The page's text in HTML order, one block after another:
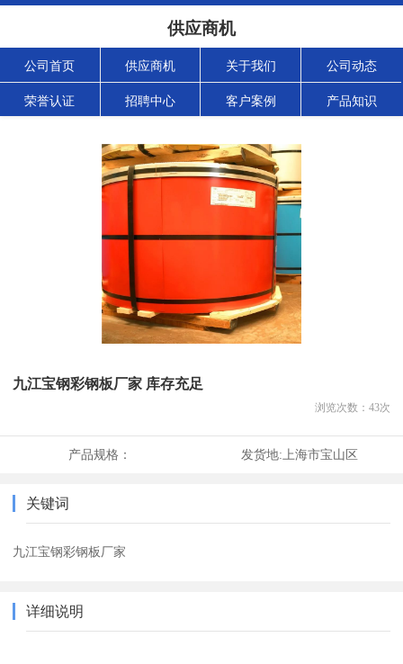
供应商机
公司首页 供应商机 关于我们 公司动态
荣誉认证 招聘中心 客户案例 产品知识
九江宝钢彩钢板厂家 库存充足
浏览次数： 43次
产品规格： 发货地: 上海市宝山区
关键词
九江宝钢彩钢板厂家
详细说明